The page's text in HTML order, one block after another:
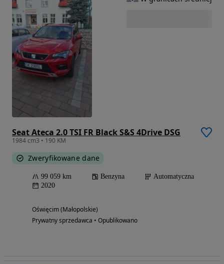
Seat Ateca 2.0 TSI FR Black S&S 4Drive DSG
1984 cm3 • 190 KM
Zweryfikowane dane
99 059 km Benzyna
Automatyczna
2020
Oświęcim (Małopolskie)
Prywatny sprzedawca • Opublikowano